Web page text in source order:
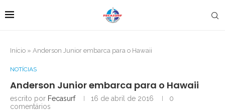
Início » Anderson Junior embarca para o Hawaii
NOTÍCIAS
Anderson Junior embarca para o Hawaii
escrito por Fecasurf 16 de abril de 2016
0
comentários